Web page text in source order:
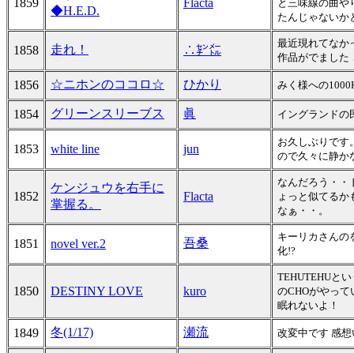
◆H.E.D.
と三味線の曲や
たんじゃないか
1858 走れ！ ∴㌢㍍
最近現れてなか
作品がでました
1856 ☆ニホンのココロ☆ ひかり みく様への
1854 グリーンスリーブス 眞 イングランド
1853 white line jun
お久しぶりです
ので久々に静か
1852
ケンジュウを右手に
掌握る。
Flacta
なんだろう・・
ょっと似てる
なぁ・・。
1851 novel ver.2 吾桑
キーリカさんの
化!?
1850 DESTINY LOVE kuro
TEHUTEHUと
のCHOがやっ
眠れないよ！
1849 冬(1/17) 瀬流 改変中です 感